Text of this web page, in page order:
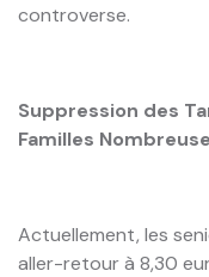
controverse.
Suppression des
Familles
Actuellement, les
aller-retour à 8,30